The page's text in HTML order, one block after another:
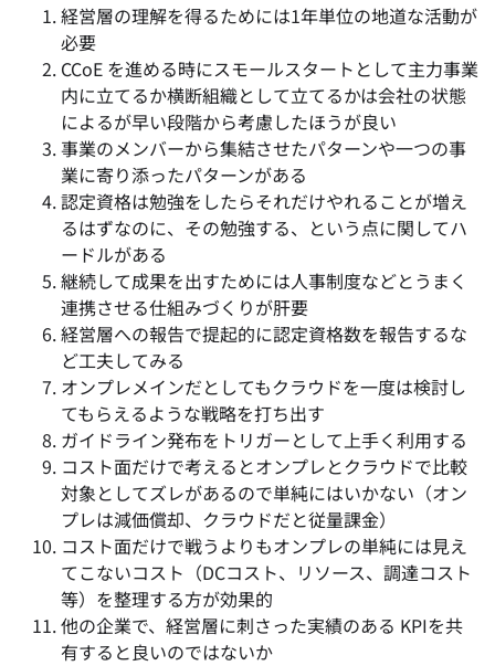
経営層の理解を得るためには1年単位の地道な活動が
必要
CCoE を進める時にスモールスタートとして主力事業
内に立てるか横断組織として立てるかは会社の状態
によるが早い段階から考慮したほうが良い
事業のメンバーから集結させたパターンや一つの事
業に寄り添ったパターンがある
認定資格は勉強をしたらそれだけやれることが増え
るはずなのに、その勉強する、という点に関してハ
ードルがある
継続して成果を出すためには人事制度などとうまく
連携させる仕組みづくりが肝要
経営層への報告で提起的に認定資格数を報告するな
ど工夫してみる
オンプレメインだとしてもクラウドを一度は検討し
てもらえるような戦略を打ち出す
ガイドライン発布をトリガーとして上手く利用する
コスト面だけで考えるとオンプレとクラウドで比較
対象としてズレがあるので単純にはいかない（オン
プレは減価償却、クラウドだと従量課金）
コスト面だけで戦うよりもオンプレの単純には見え
てこないコスト（DCコスト、リソース、調達コスト
等）を整理する方が効果的
他の企業で、経営層に刺さった実績のある KPIを共
有すると良いのではないか